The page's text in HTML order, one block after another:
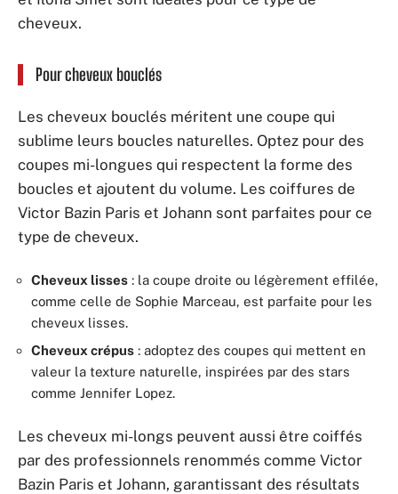
cheveux.
Pour cheveux bouclés
Les cheveux bouclés méritent une coupe qui
sublime leurs boucles naturelles. Optez pour des
coupes mi-longues qui respectent la forme des
boucles et ajoutent du volume. Les coiffures de
Victor Bazin Paris et Johann sont parfaites pour ce
type de cheveux.
Cheveux lisses : la coupe droite ou légèrement effilée,
comme celle de Sophie Marceau, est parfaite pour les
cheveux lisses.
Cheveux crépus : adoptez des coupes qui mettent en
valeur la texture naturelle, inspirées par des stars
comme Jennifer Lopez.
Les cheveux mi-longs peuvent aussi être coiffés
par des professionnels renommés comme Victor
Bazin Paris et Johann, garantissant des résultats